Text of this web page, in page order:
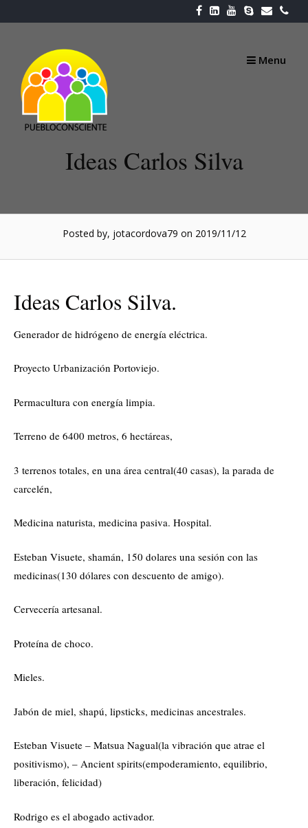
to
Menu
Ideas Carlos Silva
Posted by, jotacordova79 on 2019/11/12
Ideas Carlos Silva.
Generador de hidrógeno de energía eléctrica.
Proyecto Urbanización Portoviejo.
Permacultura con energía limpia.
Terreno de 6400 metros, 6 hectáreas,
3 terrenos totales, en una área central(40 casas), la parada de
carcelén,
Medicina naturista, medicina pasiva. Hospital.
Esteban Visuete, shamán, 150 dolares una sesión con las
medicinas(130 dólares con descuento de amigo).
Cervecería artesanal.
Proteína de choco.
Mieles.
Jabón de miel, shapú, lipsticks, medicinas ancestrales.
Esteban Visuete – Matsua Nagual(la vibración que atrae el
positivismo), – Ancient spirits(empoderamiento, equilibrio,
liberación, felicidad)
Rodrigo es el abogado activador.